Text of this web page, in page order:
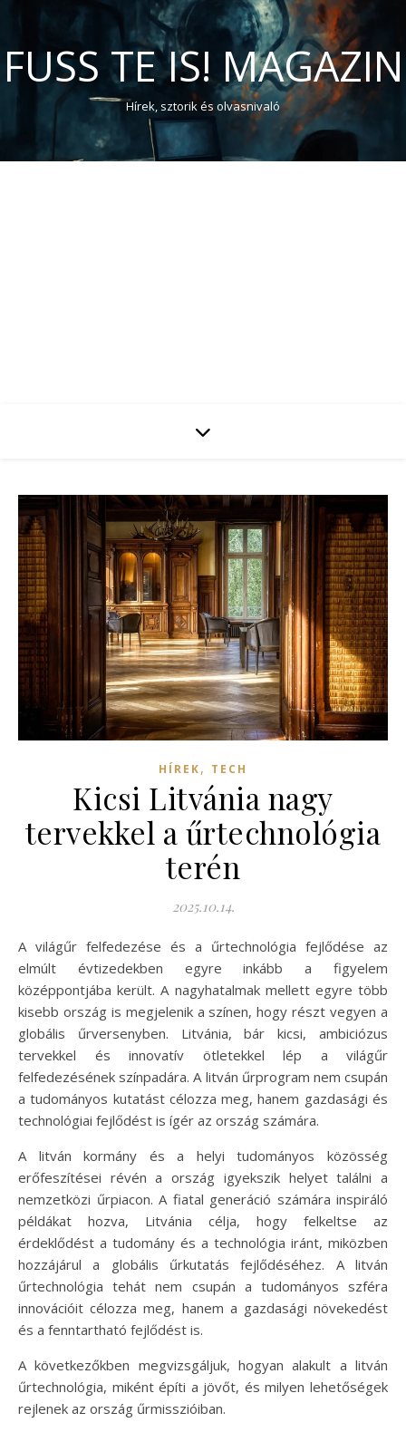
FUSS TE IS! MAGAZIN
Hírek, sztorik és olvasnivaló
HÍREK, TECH
Kicsi Litvánia nagy
tervekkel a űrtechnológia
terén
2025.10.14.
A világűr felfedezése és a űrtechnológia fejlődése az
elmúlt évtizedekben egyre inkább a figyelem
középpontjába került. A nagyhatalmak mellett egyre több
kisebb ország is megjelenik a színen, hogy részt vegyen a
globális űrversenyben. Litvánia, bár kicsi, ambiciózus
tervekkel és innovatív ötletekkel lép a világűr
felfedezésének színpadára. A litván űrprogram nem csupán
a tudományos kutatást célozza meg, hanem gazdasági és
technológiai fejlődést is ígér az ország számára.
A litván kormány és a helyi tudományos közösség
erőfeszítései révén a ország igyekszik helyet találni a
nemzetközi űrpiacon. A fiatal generáció számára inspiráló
példákat hozva, Litvánia célja, hogy felkeltse az
érdeklődést a tudomány és a technológia iránt, miközben
hozzájárul a globális űrkutatás fejlődéséhez. A litván
űrtechnológia tehát nem csupán a tudományos szféra
innovációit célozza meg, hanem a gazdasági növekedést
és a fenntartható fejlődést is.
A következőkben megvizsgáljuk, hogyan alakult a litván
űrtechnológia, miként építi a jövőt, és milyen lehetőségek
rejlenek az ország űrmisszióiban.